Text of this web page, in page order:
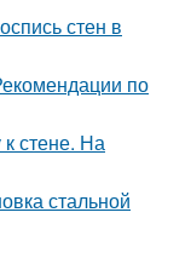
стен в
по
стене. На
стальной